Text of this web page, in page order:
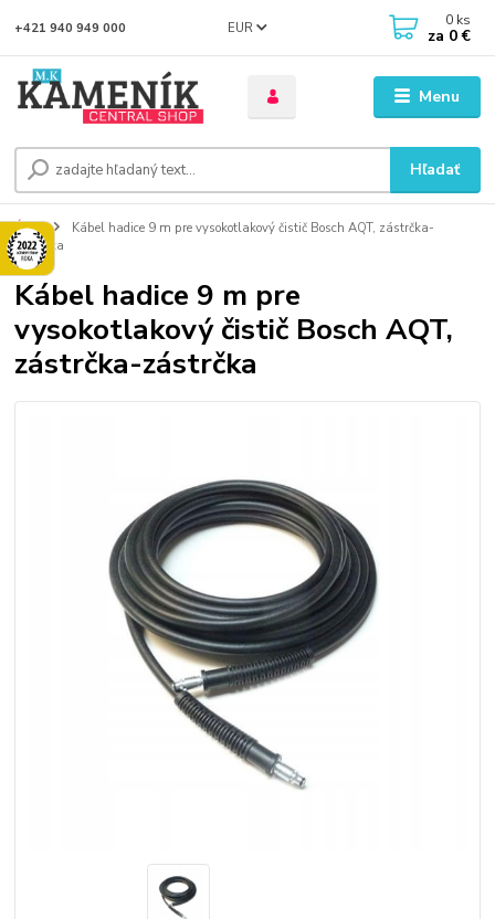
Menu
EUR
Hľadať
+421 940 949 000 0 ks
za 0 €
Úvod
Kábel hadice 9 m pre vysokotlakový čistič Bosch AQT, zástrčka-
zástrčka
Kábel hadice 9 m pre
vysokotlakový čistič Bosch AQT,
zástrčka-zástrčka